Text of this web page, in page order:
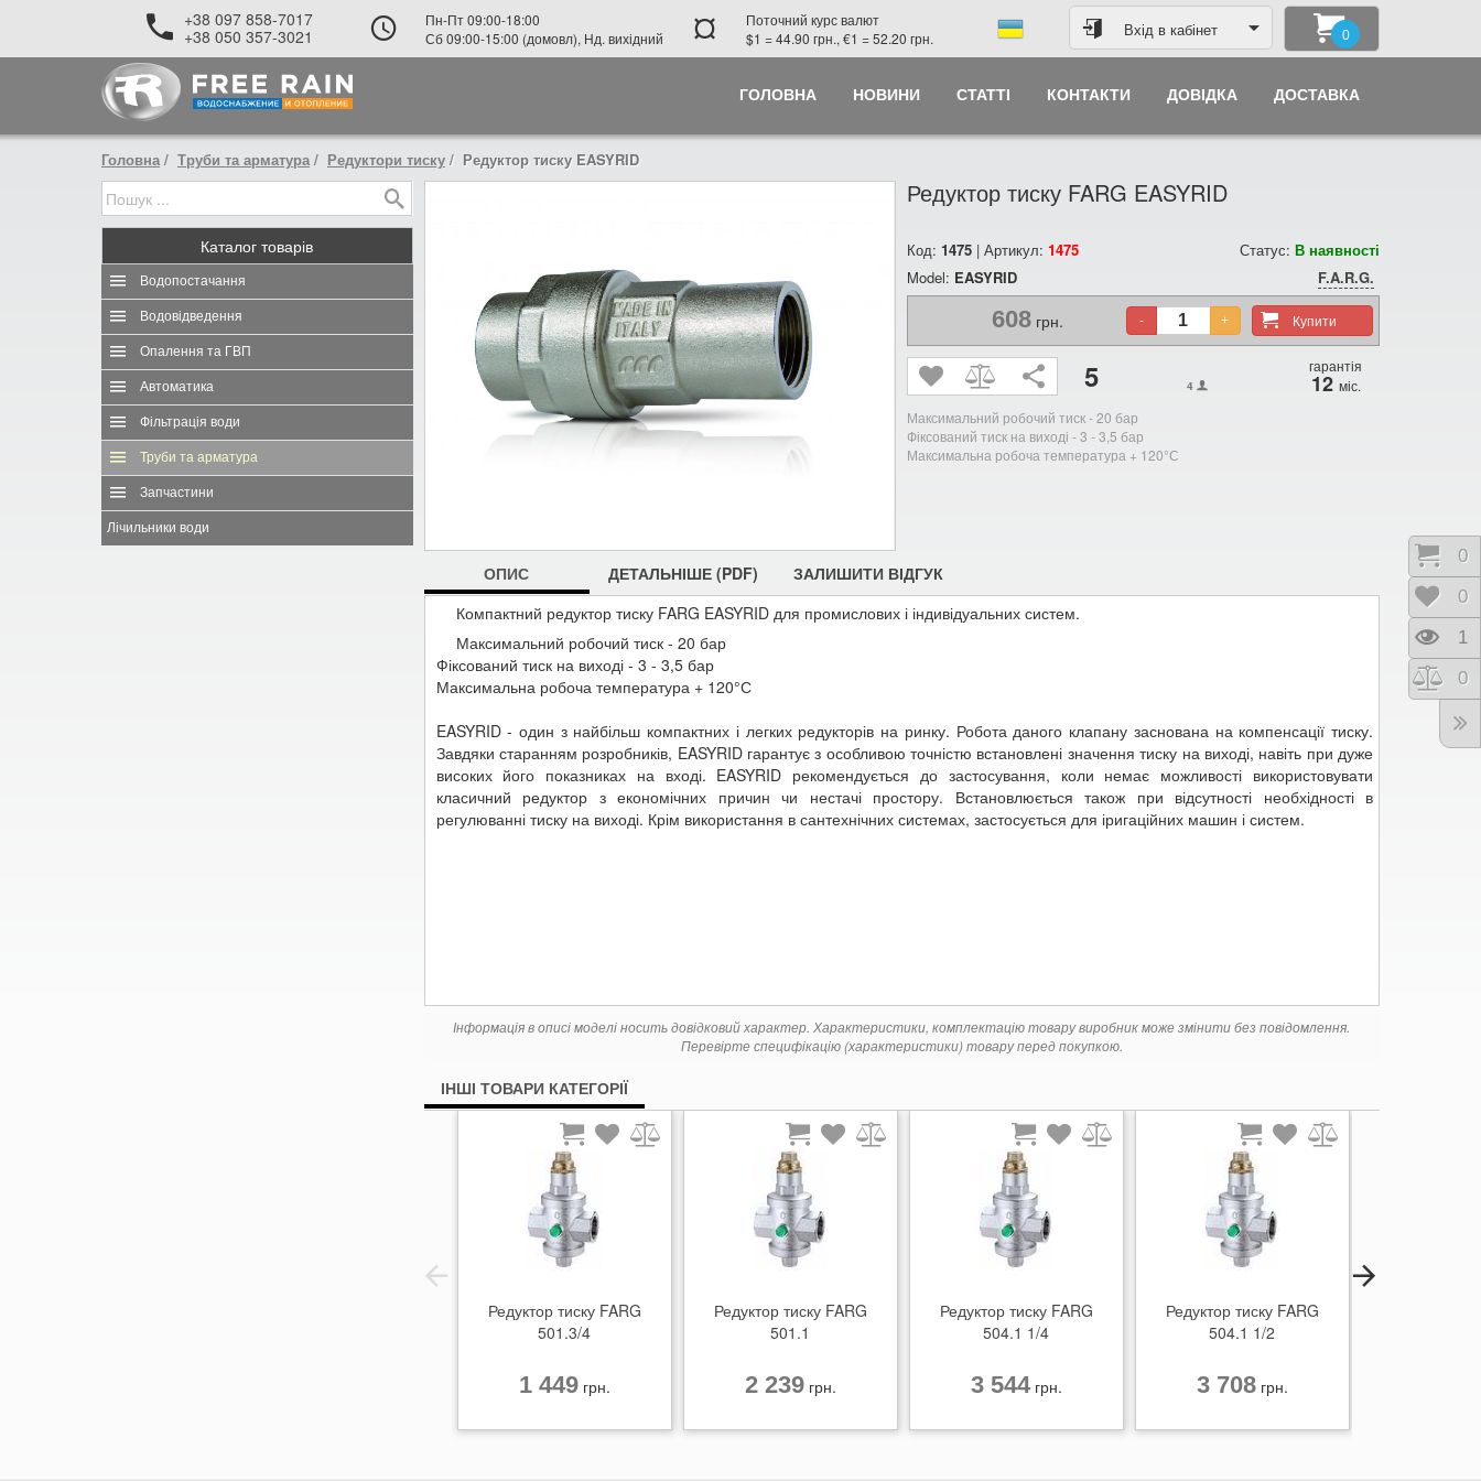
+38 097 858-7017
+38 050 357-3021
Пн-Пт 09:00-18:00
Сб 09:00-15:00 (домовл), Нд. вихідний
¤
Поточний курс валют
$1 = 44.90 грн., €1 = 52.20 грн.
Вхід в кабінет 0
ГОЛОВНА НОВИНИ СТАТТІ КОНТАКТИ ДОВІДКА ДОСТАВКА
Головна Труби та арматура Редуктори тиску Редуктор тиску EASYRID
Каталог товарів
Водопостачання
Водовідведення
Опалення та ГВП
Автоматика
Фільтрація води
Труби та арматура
Запчастини
Лічильники води
Редуктор тиску FARG EASYRID
Код: 1475 | Артикул:1475 Статус: В наявності
Model: EASYRID F.A.R.G.
608грн. Купити
- +
5 4
гарантія
12 міс.
Максимальний робочий тиск - 20 бар
Фіксований тиск на виході - 3 - 3,5 бар
Максимальна робоча температура + 120°С
ОПИС ДЕТАЛЬНІШЕ (PDF)
ЗАЛИШИТИ ВІДГУК
Компактний редуктор тиску FARG EASYRID для промислових і індивідуальних систем.
Максимальний робочий тиск - 20 бар
Фіксований тиск на виході - 3 - 3,5 бар
Максимальна робоча температура + 120°С
EASYRID - один з найбільш компактних і легких редукторів на ринку. Робота даного клапану заснована на компенсації тиску.
Завдяки старанням розробників, EASYRID гарантує з особливою точністю встановлені значення тиску на виході, навіть при дуже
високих його показниках на вході. EASYRID рекомендується до застосування, коли немає можливості використовувати
класичний редуктор з економічних причин чи нестачі простору. Встановлюється також при відсутності необхідності в
регулюванні тиску на виході. Крім використання в сантехнічних системах, застосується для іригаційних машин і систем.
Інформація в описі моделі носить довідковий характер. Характеристики, комплектацію товару виробник може змінити без повідомлення.
Перевірте специфікацію (характеристики) товару перед покупкою.
ІНШІ ТОВАРИ КАТЕГОРІЇ
Редуктор тиску FARG
501.3/4
1 449грн.
Редуктор тиску FARG
501.1
2 239грн.
Редуктор тиску FARG
504.1 1/4
3 544грн.
Редуктор тиску FARG
504.1 1/2
3 708грн.
0
0
1
0